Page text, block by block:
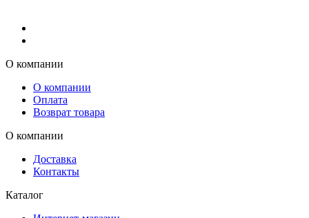
О компании
О компании
Оплата
Возврат товара
О компании
Доставка
Контакты
Каталог